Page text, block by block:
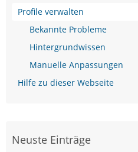
Profile verwalten
Bekannte Probleme
Hintergrundwissen
Manuelle Anpassungen
Hilfe zu dieser Webseite
Neuste Einträge